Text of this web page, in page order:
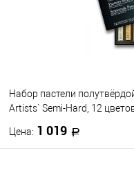
Набор пастели
Artists` Semi-Hard, 12
Цена: 1 019